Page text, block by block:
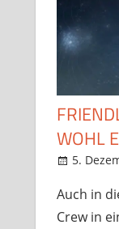
WOHL
5.
Auch in
Crew in